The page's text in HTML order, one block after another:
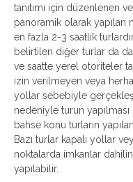
tanıtımı için düzenlenen
panoramik olarak
en fazla 2-3 saatlik
belirtilen diğer turlar da
ve saatte yerel otoriteler
izin verilmeyen veya
yollar sebebiyle
nedeniyle turun
bahse konu turların
Bazı turlar kapalı yollar
noktalarda imkanlar
yapılabilir.